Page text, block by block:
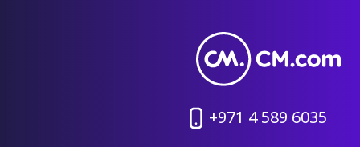
+971 4 589 6035